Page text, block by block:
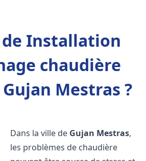
de Installation
chaudière
Mestras ?
Dans la ville de Gujan Mestras,
les problèmes de chaudière